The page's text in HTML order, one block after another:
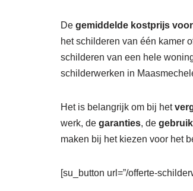
De gemiddelde kostprijs
het schilderen van één kamer
schilderen van een hele
schilderwerken in
Het is belangrijk om bij het
werk, de garanties, de
maken bij het kiezen voor het
[su_button url=”/offerte-